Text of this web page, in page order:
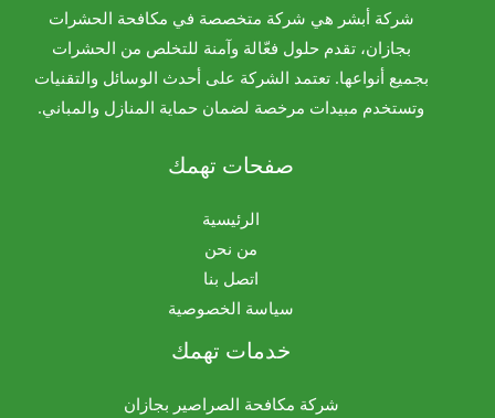
شركة أبشر هي شركة متخصصة في مكافحة الحشرات
بجازان، تقدم حلول فعّالة وآمنة للتخلص من الحشرات
بجميع أنواعها. تعتمد الشركة على أحدث الوسائل والتقنيات
وتستخدم مبيدات مرخصة لضمان حماية المنازل والمباني.
صفحات تهمك
الرئيسية
من نحن
اتصل بنا
سياسة الخصوصية
خدمات تهمك
شركة مكافحة الصراصير بجازان